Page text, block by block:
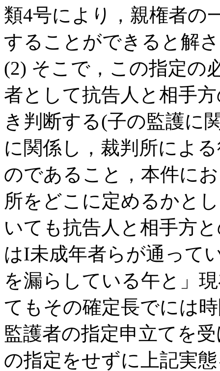
類4号により，親権者の
することができると解
(2) そこで，この指定の
者として抗告人と相手
き判断する(子の監護に
に関係し，裁判所によ
のであること，本件に
所をどこに定めるかと
いても抗告人と相手方
はI未成年者らが通って
を漏らしている午と」
てもその確定長でには
監護者の指定申立てを
の指定をせずに上記実